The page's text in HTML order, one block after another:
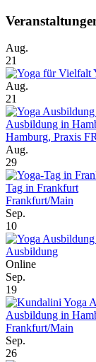
Aug.
21
Aug.
21
Ausbildung in
Hamburg, Praxis
Aug.
29
Tag in Frankfurt
Frankfurt/Main
Sep.
10
Ausbildung
Online
Sep.
19
Ausbildung in
Frankfurt/Main
Sep.
26